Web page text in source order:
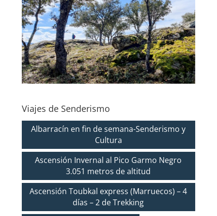
Viajes de Senderismo
Albarracín en fin de semana-Senderismo y
Cultura
Ascensión Invernal al Pico Garmo Negro
3.051 metros de altitud
Ascensión Toubkal express (Marruecos) – 4
días – 2 de Trekking